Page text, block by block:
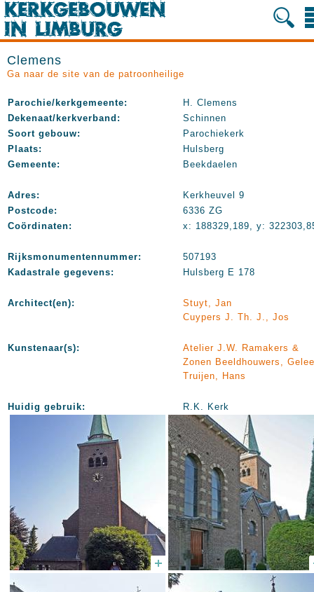
Clemens
Ga naar de site van de patroonheilige
Parochie/kerkgemeente:
H. Clemens
Dekenaat/kerkverband:
Schinnen
Soort gebouw:
Parochiekerk
Plaats:
Hulsberg
Gemeente:
Beekdaelen
Adres:
Kerkheuvel 9
Postcode:
6336 ZG
Coördinaten:
x: 188329,189, y:
Rijksmonumentennummer:
507193
Kadastrale gegevens:
Hulsberg E 178
Architect(en):
Stuyt, Jan
Cuypers J. Th. J., Jos
Kunstenaar(s):
Atelier J.W. Ramakers &
Zonen Beeldhouwers,
Truijen, Hans
Huidig gebruik: R.K. Kerk